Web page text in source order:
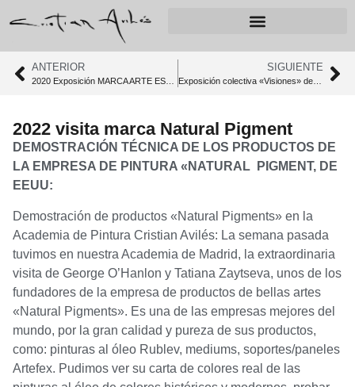
ANTERIOR SIGUIENTE
Exposición colectiva «Visiones» de artistas/alumnos de la academia Cristian Avilés
2022 visita marca Natural Pigment
DEMOSTRACIÓN TÉCNICA DE LOS PRODUCTOS DE
LA EMPRESA DE PINTURA «NATURAL PIGMENT, DE
EEUU:
Demostración de productos «Natural Pigments» en la
Academia de Pintura Cristian Avilés: La semana pasada
tuvimos en nuestra Academia de Madrid, la extraordinaria
visita de George O’Hanlon y Tatiana Zaytseva, unos de los
fundadores de la empresa de productos de bellas artes
«Natural Pigments». Es una de las empresas mejores del
mundo, por la gran calidad y pureza de sus productos,
como: pinturas al óleo Rublev, mediums, soportes/paneles
Artefex. Pudimos ver su carta de colores real de las